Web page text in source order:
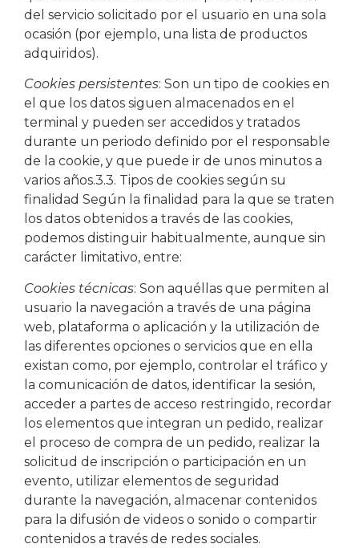
del servicio solicitado por el usuario en una sola
ocasión (por ejemplo, una lista de productos
adquiridos).
Cookies persistentes: Son un tipo de cookies en
el que los datos siguen almacenados en el
terminal y pueden ser accedidos y tratados
durante un periodo definido por el responsable
de la cookie, y que puede ir de unos minutos a
varios años.3.3. Tipos de cookies según su
finalidad Según la finalidad para la que se traten
los datos obtenidos a través de las cookies,
podemos distinguir habitualmente, aunque sin
carácter limitativo, entre:
Cookies técnicas: Son aquéllas que permiten al
usuario la navegación a través de una página
web, plataforma o aplicación y la utilización de
las diferentes opciones o servicios que en ella
existan como, por ejemplo, controlar el tráfico y
la comunicación de datos, identificar la sesión,
acceder a partes de acceso restringido, recordar
los elementos que integran un pedido, realizar
el proceso de compra de un pedido, realizar la
solicitud de inscripción o participación en un
evento, utilizar elementos de seguridad
durante la navegación, almacenar contenidos
para la difusión de videos o sonido o compartir
contenidos a través de redes sociales.